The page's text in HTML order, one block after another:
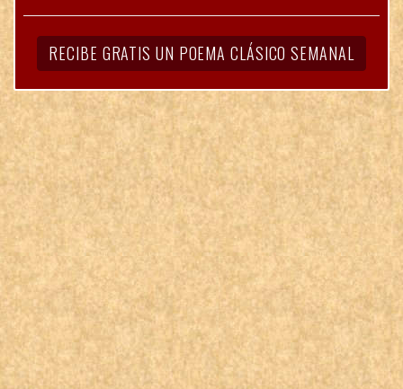
RECIBE GRATIS UN POEMA CLÁSICO SEMANAL